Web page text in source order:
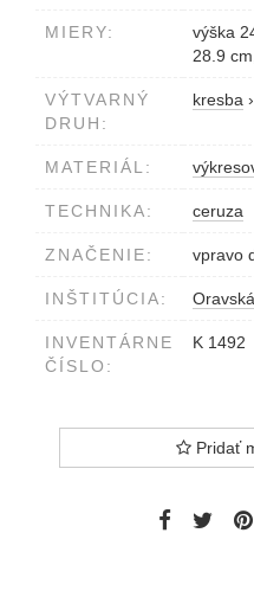
MIERY:
výška
28.9
VÝTVARNÝ
DRUH:
kresba ›
MATERIÁL:
TECHNIKA: ceruza
ZNAČENIE: vpravo
INŠTITÚCIA:
INVENTÁRNE
ČÍSLO:
K 1492
Pridať